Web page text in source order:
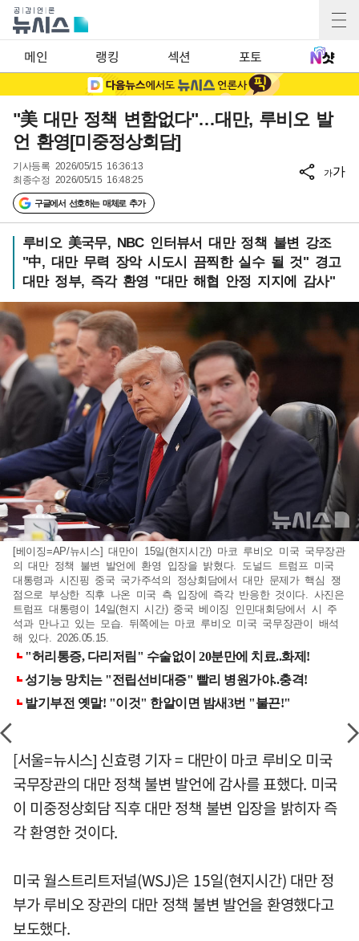
메인 랭킹 섹션 포토
"美 대만 정책 변함없다"…대만, 루비오 발
언 환영[미중정상회담]
기사등록 2026/05/15 16:36:13
최종수정 2026/05/15 16:48:25
구글에서 선호하는 매체로 추가
가가
루비오 美국무, NBC 인터뷰서 대만 정책 불변 강조
"中, 대만 무력 장악 시도시 끔찍한 실수 될 것" 경고
대만 정부, 즉각 환영 "대만 해협 안정 지지에 감사"
[베이징=AP/뉴시스] 대만이 15일(현지시간) 마코 루비오 미국 국무장관
의 대만 정책 불변 발언에 환영 입장을 밝혔다. 도널드 트럼프 미국
대통령과 시진핑 중국 국가주석의 정상회담에서 대만 문제가 핵심 쟁
점으로 부상한 직후 나온 미국 측 입장에 즉각 반응한 것이다. 사진은
트럼프 대통령이 14일(현지 시간) 중국 베이징 인민대회당에서 시 주
석과 만나고 있는 모습. 뒤쪽에는 마코 루비오 미국 국무장관이 배석
해 있다. 2026.05.15.
[서울=뉴시스] 신효령 기자 = 대만이 마코 루비오 미국
국무장관의 대만 정책 불변 발언에 감사를 표했다. 미국
이 미중정상회담 직후 대만 정책 불변 입장을 밝히자 즉
각 환영한 것이다.
미국 월스트리트저널(WSJ)은 15일(현지시간) 대만 정
부가 루비오 장관의 대만 정책 불변 발언을 환영했다고
보도했다.